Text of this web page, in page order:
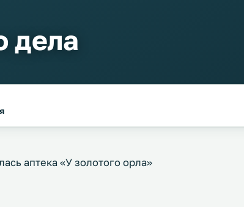
дела
аптека «У золотого орла»